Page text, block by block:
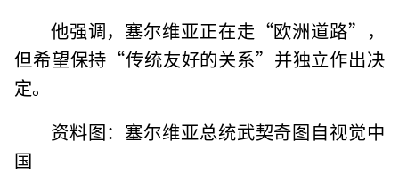
他强调，塞尔维亚正在走“欧洲道路”，
但希望保持“传统友好的关系”并独立作出决
定。
资料图：塞尔维亚总统武契奇图自视觉中
国